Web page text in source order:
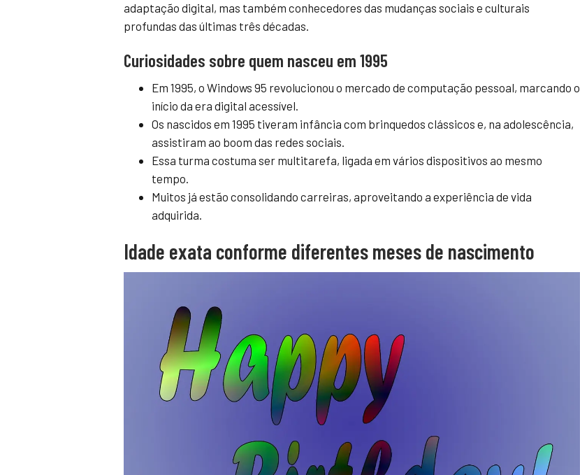
adaptação digital, mas também conhecedores das mudanças sociais e culturais
profundas das últimas três décadas.
Curiosidades sobre quem nasceu em 1995
Em 1995, o Windows 95 revolucionou o mercado de computação pessoal, marcando o
início da era digital acessível.
Os nascidos em 1995 tiveram infância com brinquedos clássicos e, na adolescência,
assistiram ao boom das redes sociais.
Essa turma costuma ser multitarefa, ligada em vários dispositivos ao mesmo
tempo.
Muitos já estão consolidando carreiras, aproveitando a experiência de vida
adquirida.
Idade exata conforme diferentes meses de nascimento